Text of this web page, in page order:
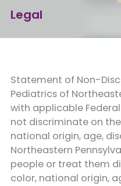
Legal
Statement of Non-
Pediatrics of
with applicable
not discriminate on
national origin, age,
Northeastern
people or treat them
color, national origin,